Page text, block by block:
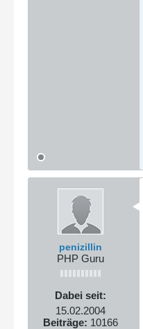
penizillin
PHP Guru
Dabei seit:
15.02.2004
Beiträge: 10166